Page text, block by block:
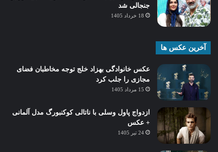
جنجالی شد
18 خرداد 1405
آخرین عکس ها
عکس خانوادگی بهزاد خلج توجه مخاطبان فضای
مجازی را جلب کرد
15 مرداد 1405
ازدواج پاول وسلی با ناتالی کوکنبورگ مدل آلمانی
+ عکس
24 تیر 1405